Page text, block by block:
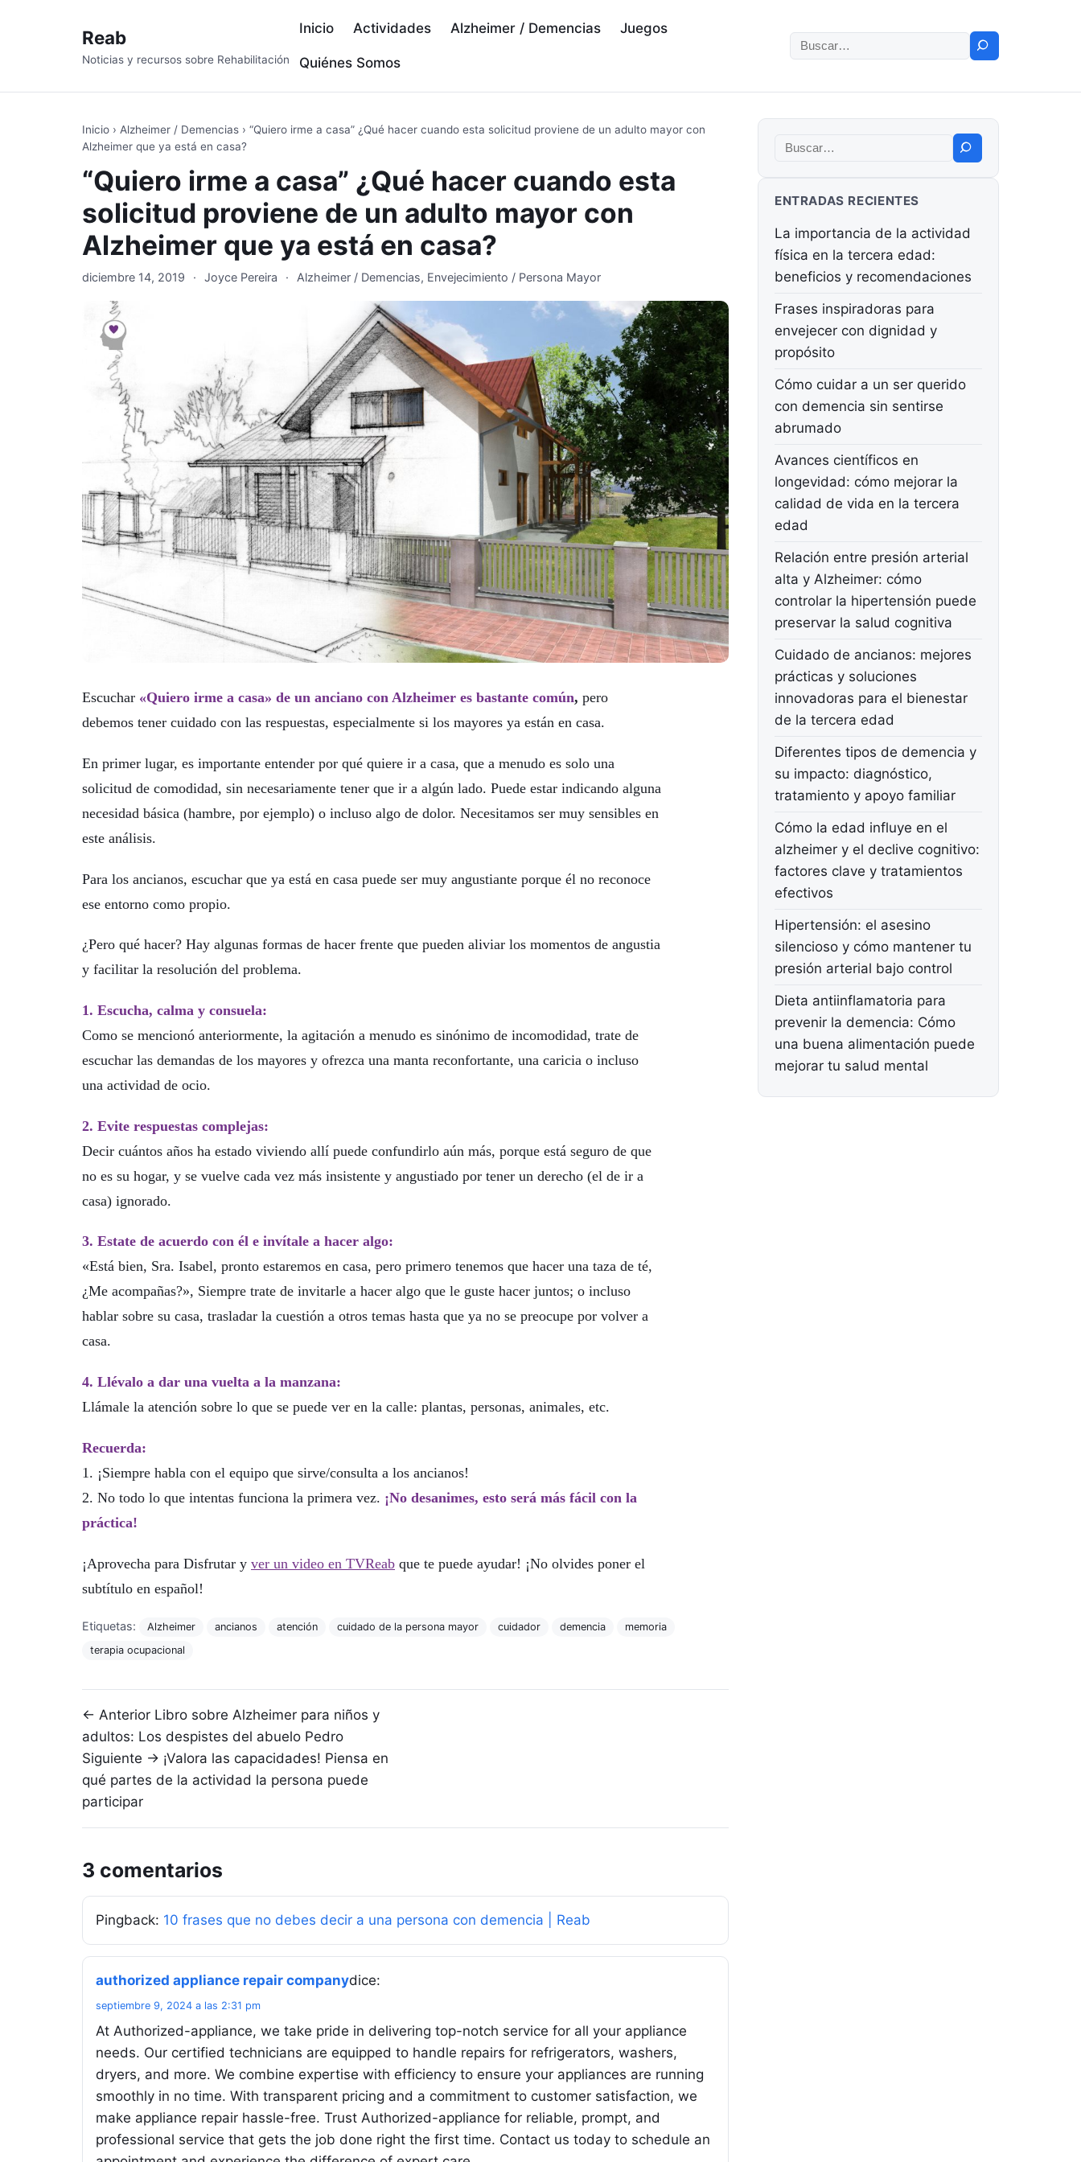
Reab
Noticias y recursos sobre Rehabilitación
Inicio Actividades Alzheimer / Demencias Juegos
Quiénes Somos Buscar:
Inicio › Alzheimer / Demencias › “Quiero irme a casa” ¿Qué hacer cuando esta solicitud proviene de un adulto mayor con
Alzheimer que ya está en casa?
“Quiero irme a casa” ¿Qué hacer cuando esta
solicitud proviene de un adulto mayor con
Alzheimer que ya está en casa?
diciembre 14, 2019 · Joyce Pereira · Alzheimer / Demencias, Envejecimiento / Persona Mayor
Escuchar «Quiero irme a casa» de un anciano con Alzheimer es bastante común, pero
debemos tener cuidado con las respuestas, especialmente si los mayores ya están en casa.
En primer lugar, es importante entender por qué quiere ir a casa, que a menudo es solo una
solicitud de comodidad, sin necesariamente tener que ir a algún lado. Puede estar indicando alguna
necesidad básica (hambre, por ejemplo) o incluso algo de dolor. Necesitamos ser muy sensibles en
este análisis.
Para los ancianos, escuchar que ya está en casa puede ser muy angustiante porque él no reconoce
ese entorno como propio.
¿Pero qué hacer? Hay algunas formas de hacer frente que pueden aliviar los momentos de angustia
y facilitar la resolución del problema.
1. Escucha, calma y consuela:
Como se mencionó anteriormente, la agitación a menudo es sinónimo de incomodidad, trate de
escuchar las demandas de los mayores y ofrezca una manta reconfortante, una caricia o incluso
una actividad de ocio.
2. Evite respuestas complejas:
Decir cuántos años ha estado viviendo allí puede confundirlo aún más, porque está seguro de que
no es su hogar, y se vuelve cada vez más insistente y angustiado por tener un derecho (el de ir a
casa) ignorado.
3. Estate de acuerdo con él e invítale a hacer algo:
«Está bien, Sra. Isabel, pronto estaremos en casa, pero primero tenemos que hacer una taza de té,
¿Me acompañas?», Siempre trate de invitarle a hacer algo que le guste hacer juntos; o incluso
hablar sobre su casa, trasladar la cuestión a otros temas hasta que ya no se preocupe por volver a
casa.
4. Llévalo a dar una vuelta a la manzana:
Llámale la atención sobre lo que se puede ver en la calle: plantas, personas, animales, etc.
Recuerda:
1. ¡Siempre habla con el equipo que sirve/consulta a los ancianos!
2. No todo lo que intentas funciona la primera vez. ¡No desanimes, esto será más fácil con la
práctica!
¡Aprovecha para Disfrutar y ver un video en TVReab que te puede ayudar! ¡No olvides poner el
subtítulo en español!
Etiquetas: Alzheimer ancianos atención cuidado de la persona mayor cuidador demencia
memoria
terapia ocupacional
Navegación de entradas
← Anterior Libro sobre Alzheimer para niños y
adultos: Los despistes del abuelo Pedro
Siguiente → ¡Valora las capacidades! Piensa en
qué partes de la actividad la persona puede
participar
3 comentarios
Pingback: 10 frases que no debes decir a una persona con demencia | Reab
authorized appliance repair companydice:
septiembre 9, 2024 a las 2:31 pm
At Authorized-appliance, we take pride in delivering top-notch service for all your appliance
needs. Our certified technicians are equipped to handle repairs for refrigerators, washers,
dryers, and more. We combine expertise with efficiency to ensure your appliances are running
smoothly in no time. With transparent pricing and a commitment to customer satisfaction, we
make appliance repair hassle-free. Trust Authorized-appliance for reliable, prompt, and
professional service that gets the job done right the first time. Contact us today to schedule an
Buscar:
ENTRADAS RECIENTES
La importancia de la actividad
física en la tercera edad:
beneficios y recomendaciones
Frases inspiradoras para
envejecer con dignidad y
propósito
Cómo cuidar a un ser querido
con demencia sin sentirse
abrumado
Avances científicos en
longevidad: cómo mejorar la
calidad de vida en la tercera
edad
Relación entre presión arterial
alta y Alzheimer: cómo
controlar la hipertensión puede
preservar la salud cognitiva
Cuidado de ancianos: mejores
prácticas y soluciones
innovadoras para el bienestar
de la tercera edad
Diferentes tipos de demencia y
su impacto: diagnóstico,
tratamiento y apoyo familiar
Cómo la edad influye en el
alzheimer y el declive cognitivo:
factores clave y tratamientos
efectivos
Hipertensión: el asesino
silencioso y cómo mantener tu
presión arterial bajo control
Dieta antiinflamatoria para
prevenir la demencia: Cómo
una buena alimentación puede
mejorar tu salud mental